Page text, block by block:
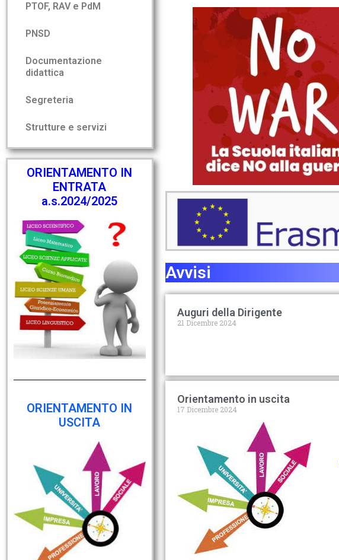
PTOF, RAV e PdM
PNSD
Documentazione
didattica
Segreteria
Strutture e servizi
ORIENTAMENTO IN
ENTRATA
a.s.2024/2025
ORIENTAMENTO IN
USCITA
Avvisi
Auguri della Dirigente
21 Dicembre 2024
Orientamento in uscita
17 Dicembre 2024